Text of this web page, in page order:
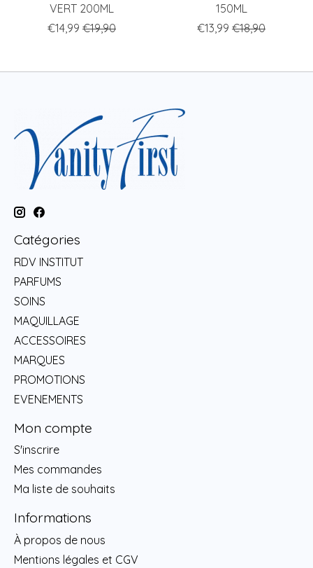
VERT 200ML
€14,99 €19,90
150ML
€13,99 €18,90
Catégories
RDV INSTITUT
PARFUMS
SOINS
MAQUILLAGE
ACCESSOIRES
MARQUES
PROMOTIONS
EVENEMENTS
Mon compte
S'inscrire
Mes commandes
Ma liste de souhaits
Informations
À propos de nous
Mentions légales et CGV